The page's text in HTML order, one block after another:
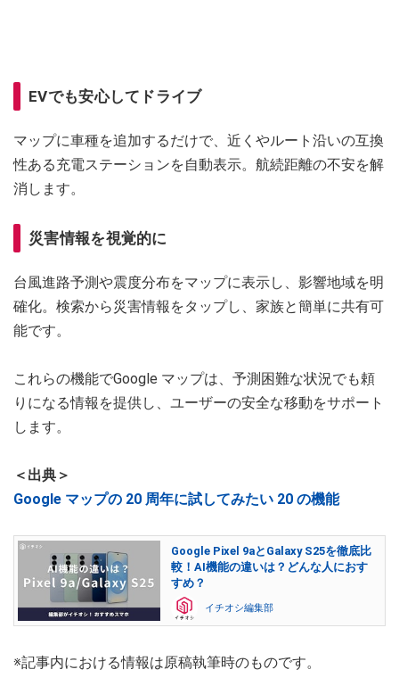
EVでも安心してドライブ
マップに車種を追加するだけで、近くやルート沿いの互換
性ある充電ステーションを自動表示。航続距離の不安を解
消します。
災害情報を視覚的に
台風進路予測や震度分布をマップに表示し、影響地域を明
確化。検索から災害情報をタップし、家族と簡単に共有可
能です。
これらの機能でGoogle マップは、予測困難な状況でも頼
りになる情報を提供し、ユーザーの安全な移動をサポート
します。
＜出典＞
Google マップの 20 周年に試してみたい 20 の機能
Google Pixel 9aとGalaxy S25を徹底比
較！AI機能の違いは？どんな人におす
すめ？
イチオシ編集部
※記事内における情報は原稿執筆時のものです。